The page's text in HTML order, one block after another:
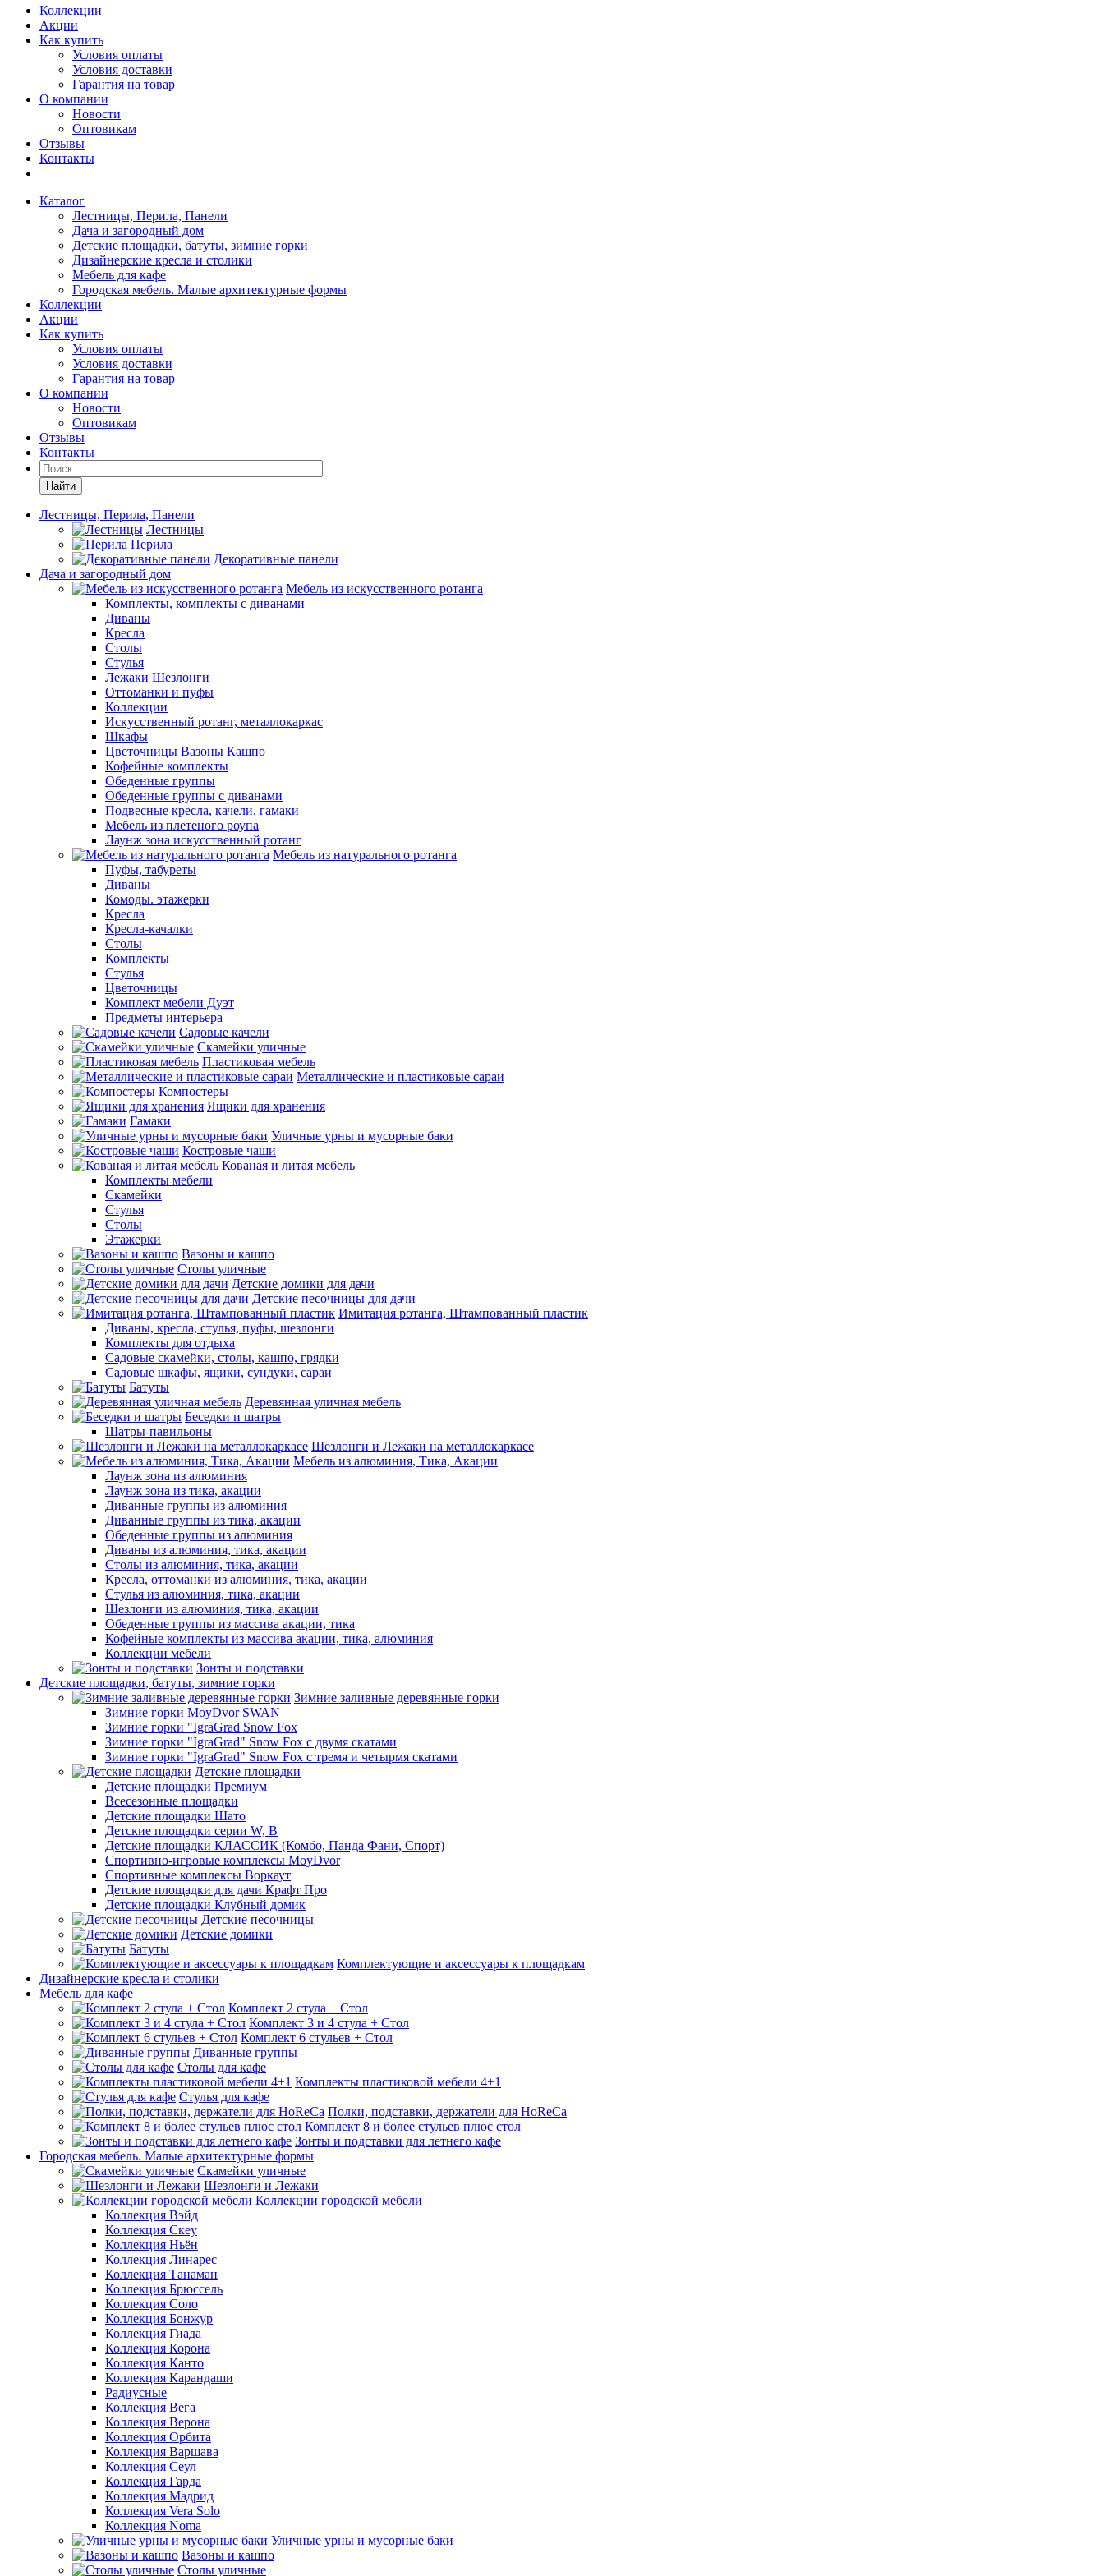
Коллекции
Акции
Как купить
Условия оплаты
Условия доставки
Гарантия на товар
О компании
Новости
Оптовикам
Отзывы
Контакты
Каталог
Лестницы, Перила, Панели
Дача и загородный дом
Детские площадки, батуты, зимние горки
Дизайнерские кресла и столики
Мебель для кафе
Городская мебель. Малые архитектурные формы
Коллекции
Акции
Как купить
Условия оплаты
Условия доставки
Гарантия на товар
О компании
Новости
Оптовикам
Отзывы
Контакты
Найти
Лестницы, Перила, Панели
Лестницы
Перила
Декоративные панели
Дача и загородный дом
Мебель из искусственного ротанга
Комплекты, комплекты с диванами
Диваны
Кресла
Столы
Стулья
Лежаки Шезлонги
Оттоманки и пуфы
Коллекции
Искусственный ротанг, металлокаркас
Шкафы
Цветочницы Вазоны Кашпо
Кофейные комплекты
Обеденные группы
Обеденные группы с диванами
Подвесные кресла, качели, гамаки
Мебель из плетеного роупа
Лаунж зона искусственный ротанг
Мебель из натурального ротанга
Пуфы, табуреты
Диваны
Комоды. этажерки
Кресла
Кресла-качалки
Столы
Комплекты
Стулья
Цветочницы
Комплект мебели Дуэт
Предметы интерьера
Садовые качели
Скамейки уличные
Пластиковая мебель
Металлические и пластиковые сараи
Компостеры
Ящики для хранения
Гамаки
Уличные урны и мусорные баки
Костровые чаши
Кованая и литая мебель
Комплекты мебели
Скамейки
Стулья
Столы
Этажерки
Вазоны и кашпо
Столы уличные
Детские домики для дачи
Детские песочницы для дачи
Имитация ротанга, Штампованный пластик
Диваны, кресла, стулья, пуфы, шезлонги
Комплекты для отдыха
Садовые скамейки, столы, кашпо, грядки
Садовые шкафы, ящики, сундуки, сараи
Батуты
Деревянная уличная мебель
Беседки и шатры
Шатры-павильоны
Шезлонги и Лежаки на металлокаркасе
Мебель из алюминия, Тика, Акации
Лаунж зона из алюминия
Лаунж зона из тика, акации
Диванные группы из алюминия
Диванные группы из тика, акации
Обеденные группы из алюминия
Диваны из алюминия, тика, акации
Столы из алюминия, тика, акации
Кресла, оттоманки из алюминия, тика, акации
Стулья из алюминия, тика, акации
Шезлонги из алюминия, тика, акации
Обеденные группы из массива акации, тика
Кофейные комплекты из массива акации, тика, алюминия
Коллекции мебели
Зонты и подставки
Детские площадки, батуты, зимние горки
Зимние заливные деревянные горки
Зимние горки MoyDvor SWAN
Зимние горки "IgraGrad Snow Fox
Зимние горки "IgraGrad" Snow Fox с двумя скатами
Зимние горки "IgraGrad" Snow Fox с тремя и четырмя скатами
Детские площадки
Детские площадки Премиум
Всесезонные площадки
Детские площадки Шато
Детские площадки серии W, В
Детские площадки КЛАССИК (Комбо, Панда Фани, Спорт)
Спортивно-игровые комплексы MoyDvor
Спортивные комплексы Воркаут
Детские площадки для дачи Крафт Про
Детские площадки Клубный домик
Детские песочницы
Детские домики
Батуты
Комплектующие и аксессуары к площадкам
Дизайнерские кресла и столики
Мебель для кафе
Комплект 2 стула + Стол
Комплект 3 и 4 стула + Стол
Комплект 6 стульев + Стол
Диванные группы
Столы для кафе
Комплекты пластиковой мебели 4+1
Стулья для кафе
Полки, подставки, держатели для HoReCa
Комплект 8 и более стульев плюс стол
Зонты и подставки для летнего кафе
Городская мебель. Малые архитектурные формы
Скамейки уличные
Шезлонги и Лежаки
Коллекции городской мебели
Коллекция Вэйд
Коллекция Скеу
Коллекция Ньён
Коллекция Линарес
Коллекция Танаман
Коллекция Брюссель
Коллекция Соло
Коллекция Бонжур
Коллекция Гиада
Коллекция Корона
Коллекция Канто
Коллекция Карандаши
Радиусные
Коллекция Вега
Коллекция Верона
Коллекция Орбита
Коллекция Варшава
Коллекция Сеул
Коллекция Гарда
Коллекция Мадрид
Коллекция Vera Solo
Коллекция Noma
Уличные урны и мусорные баки
Вазоны и кашпо
Столы уличные